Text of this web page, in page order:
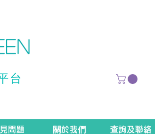
台
問題 關於我們 查詢及聯絡